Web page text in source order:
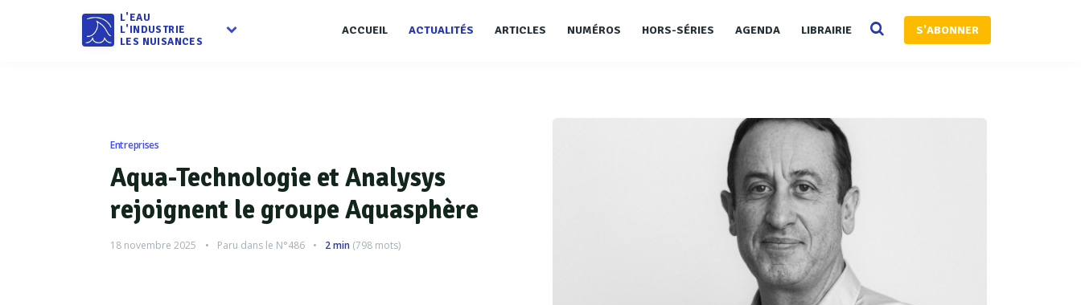
L'EAU
L'INDUSTRIE
LES NUISANCES
ACCUEIL ACTUALITÉS ARTICLES NUMÉROS HORS-SÉRIES AGENDA LIBRAIRIE S'ABONNER
Entreprises
Aqua-Technologie et Analysys
rejoignent le groupe Aquasphère
18 novembre 2025 Paru dans le N°486 2 min (798 mots)